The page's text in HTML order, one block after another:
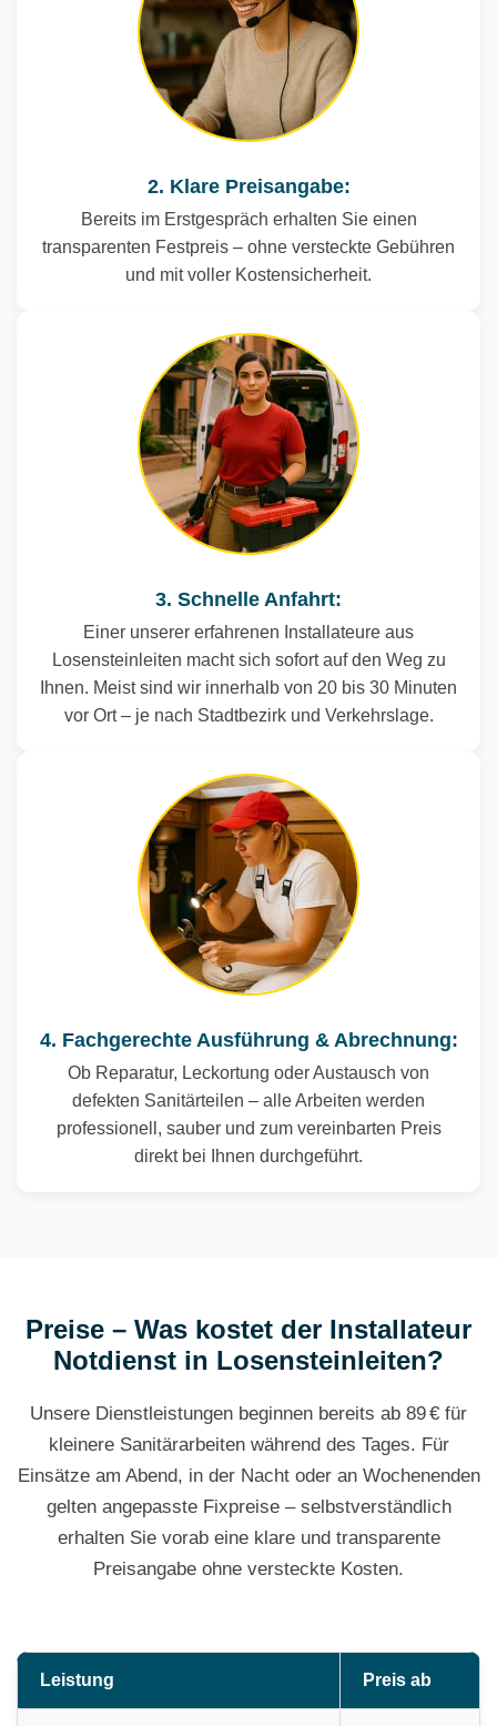
2. Klare Preisangabe:
Bereits im Erstgespräch erhalten Sie einen
transparenten Festpreis – ohne versteckte Gebühren
und mit voller Kostensicherheit.
3. Schnelle Anfahrt:
Einer unserer erfahrenen Installateure aus
Losensteinleiten macht sich sofort auf den Weg zu
Ihnen. Meist sind wir innerhalb von 20 bis 30 Minuten
vor Ort – je nach Stadtbezirk und Verkehrslage.
4. Fachgerechte Ausführung & Abrechnung:
Ob Reparatur, Leckortung oder Austausch von
defekten Sanitärteilen – alle Arbeiten werden
professionell, sauber und zum vereinbarten Preis
direkt bei Ihnen durchgeführt.
Preise – Was kostet der Installateur
Notdienst in Losensteinleiten?
Unsere Dienstleistungen beginnen bereits ab 89 € für
kleinere Sanitärarbeiten während des Tages. Für
Einsätze am Abend, in der Nacht oder an Wochenenden
gelten angepasste Fixpreise – selbstverständlich
erhalten Sie vorab eine klare und transparente
Preisangabe ohne versteckte Kosten.
Leistung Preis ab